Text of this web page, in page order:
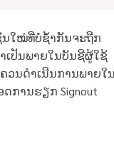
ນໃໝ່ທີ່ບໍ່ຊໍ້າກັນຈະຖືກ
ເປັນພາຍໃນບັນຊີຜູ້ໃຊ້
ວນດໍາເນີນການພາຍໃ
ການຮຽກ Signout